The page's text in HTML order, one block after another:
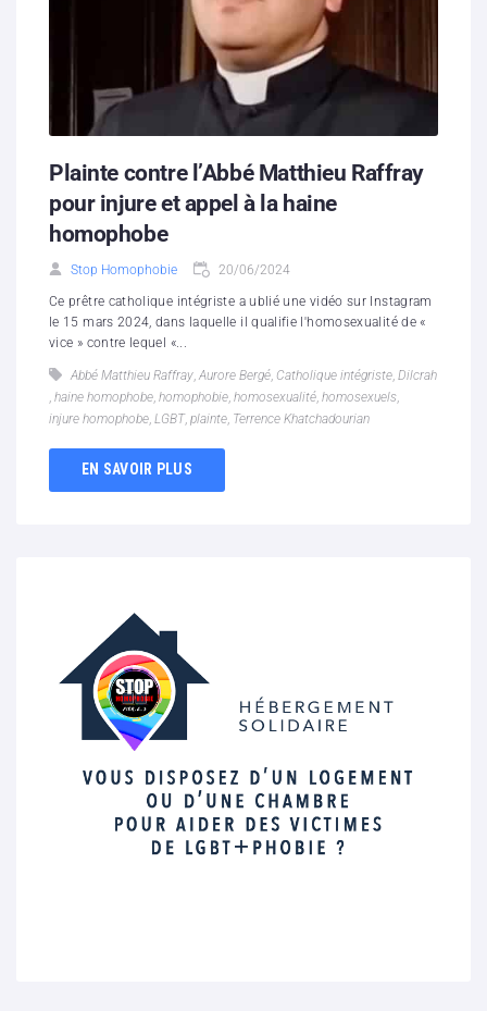
Plainte contre l’Abbé Matthieu Raffray
pour injure et appel à la haine
homophobe
Stop Homophobie 20/06/2024
Ce prêtre catholique intégriste a ublié une vidéo sur Instagram
le 15 mars 2024, dans laquelle il qualifie l'homosexualité de «
vice » contre lequel «...
Abbé Matthieu Raffray, Aurore Bergé, Catholique intégriste, Dilcrah
, haine homophobe, homophobie, homosexualité, homosexuels,
injure homophobe, LGBT, plainte, Terrence Khatchadourian
EN SAVOIR PLUS